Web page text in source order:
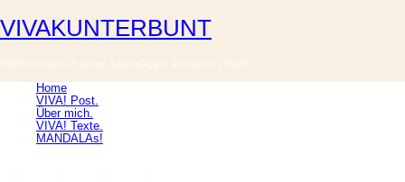
VIVAKUNTERBUNT
VIVAKUNTERBUNT
Willkommen in einer lebendigen, kreativen Welt.
Home
VIVA! Post.
Über mich.
VIVA! Texte.
MANDALAs!